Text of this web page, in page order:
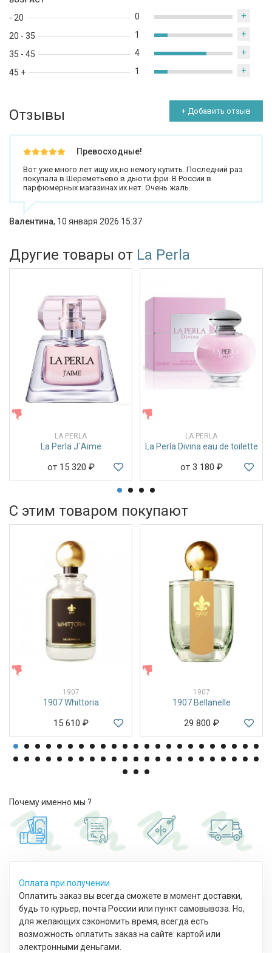
- 20
20 - 35
35 - 45
45 +
0 +
1 +
4 +
1 +
Отзывы + Добавить отзыв
Превосходные!
Вот уже много лет ищу их,но немогу купить. Последний раз
покупала в Шереметьево в дьюти фри. В России в
парфюмерных магазинах их нет. Очень жаль.
Валентина, 10 января 2026 15:37
Другие товары от La Perla
LA PERLA
La Perla J`Aime
от 15 320 ₽
LA PERLA
La Perla Divina eau de toilette
от 3 180 ₽
С этим товаром покупают
1907
1907 Whittoria
15 610 ₽
1907
1907 Bellanelle
29 800 ₽
Почему именно мы ?
Оплата при получении
Оплатить заказ вы всегда сможете в момент доставки,
будь то курьер, почта России или пункт самовывоза. Но,
для желающих сэкономить время, всегда есть
возможность оплатить заказ на сайте: картой или
электронными деньгами.